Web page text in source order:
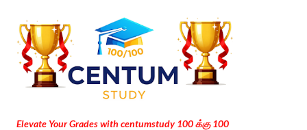
Skip to main content
Elevate Your Grades with centumstudy 100 க்கு 100